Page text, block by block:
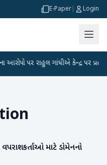
E-Paper Login
પર રાહુલ ગાંધીએ કેન્દ્ર પર પ્રહાર
માટે ડોમેનનો